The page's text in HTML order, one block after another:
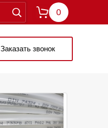
0
Заказать звонок